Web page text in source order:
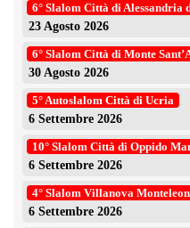
6° Slalom Città di Alessandria
23 Agosto 2026
6° Slalom Città di Monte
30 Agosto 2026
5° Autoslalom Città di Ucria
6 Settembre 2026
10° Slalom Città di Oppido
6 Settembre 2026
4° Slalom Villanova
6 Settembre 2026